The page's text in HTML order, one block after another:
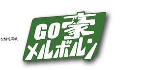
な情報満載